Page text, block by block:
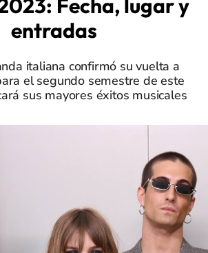
Fecha, lugar y
entradas
italiana confirmó su vuelta a
el segundo semestre de este
sus mayores éxitos musicales